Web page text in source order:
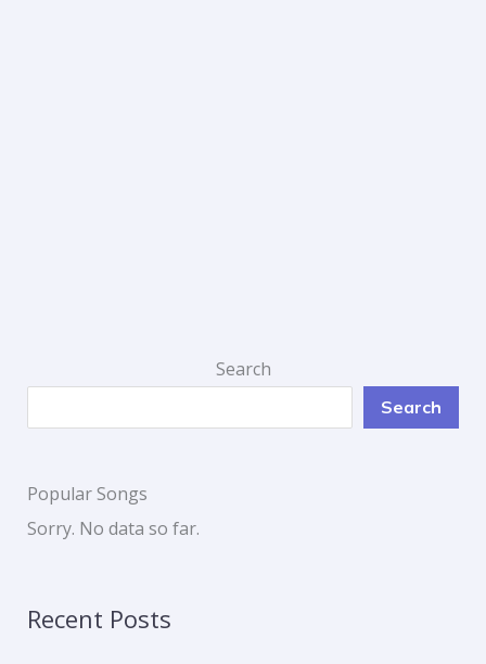
Search
Search
Popular Songs
Sorry. No data so far.
Recent Posts